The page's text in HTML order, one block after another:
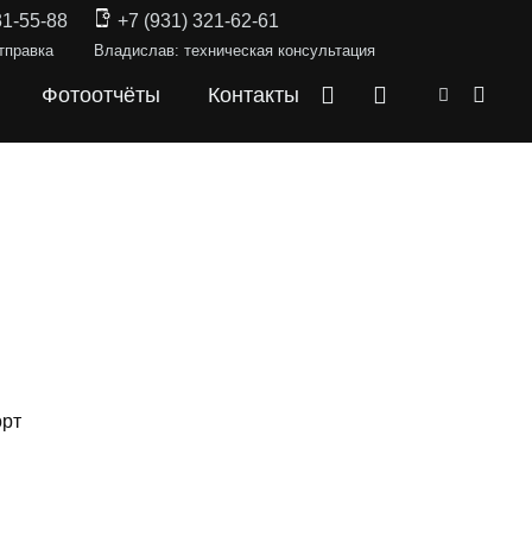
55-88 +7 (931) 321-62-61
Владислав: техническая консультация
Фотоотчёты Контакты